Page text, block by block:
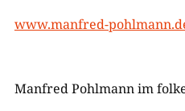
www.manfred-
Manfred Pohlmann im